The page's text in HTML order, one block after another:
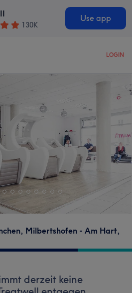
130K
Use app
LOGIN
Milbertshofen - Am Hart,
derzeit keine